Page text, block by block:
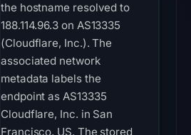
the hostname resolved to
188.114.96.3 on AS13335
(Cloudflare, Inc.). The
associated network
metadata labels the
endpoint as AS13335
Cloudflare, Inc. in San
Francisco, US. The stored